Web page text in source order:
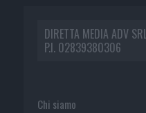
DIRETTA MEDIA ADV
P.I. 02839380306
Chi siamo